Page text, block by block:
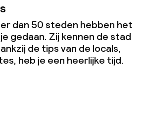
dan 50 steden hebben het
gedaan. Zij kennen de stad
de tips van de locals,
heb je een heerlijke tijd.